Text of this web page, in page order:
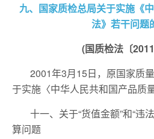
九、国家质检总局关于实施《
法》若干问题
(国质检法〔
2001年3月15日，原国家质
于实施〈中华人民共和国产品质
十一、关于“货值金额”和“违
算问题